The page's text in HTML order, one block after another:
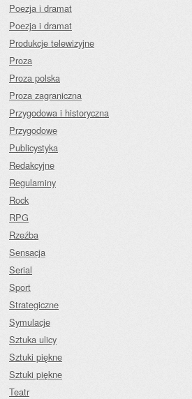
Poezja i dramat
Poezja i dramat
Produkcje telewizyjne
Proza
Proza polska
Proza zagraniczna
Przygodowa i historyczna
Przygodowe
Publicystyka
Redakcyjne
Regulaminy
Rock
RPG
Rzeźba
Sensacja
Serial
Sport
Strategiczne
Symulacje
Sztuka ulicy
Sztuki piękne
Sztuki piękne
Teatr